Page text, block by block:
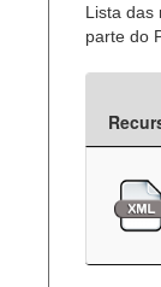
Lista das
parte do